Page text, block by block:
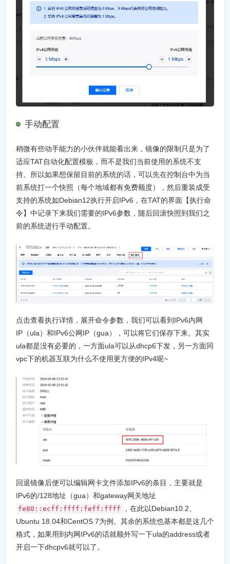
手动配置
稍微有些动手能力的小伙伴就能看出来，镜像的限制只是为了
适应TAT自动化配置模板，而不是我们当前使用的系统不支
持。所以如果想保留目前的系统的话，可以先在控制台中为当
前系统打一个快照（每个地域都有免费额度），然后重装成受
支持的系统如Debian12执行开启IPv6，在TAT的界面【执行命
令】中记录下来我们需要的IPv6参数，随后回滚快照到我们之
前的系统进行手动配置。
点击查看执行详情，展开命令参数，我们可以看到IPv6内网
IP（ula）和IPv6公网IP（gua），可以将它们保存下来。其实
ula都是没有必要的，一方面ula可以从dhcp6下发，另一方面同
vpc下的机器互联为什么不使用更方便的IPv4呢~
回退镜像后便可以编辑网卡文件添加IPv6的条目，主要就是
IPv6的/128地址（gua）和gateway网关地址
fe80::ecff:ffff:feff:ffff
，在此以Debian10.2、
Ubuntu 18.04和CentOS 7为例。其余的系统也基本都是这几个
格式，如果用到内网IPv6的话就额外写一下ula的address或者
开启一下dhcpv6就可以了。